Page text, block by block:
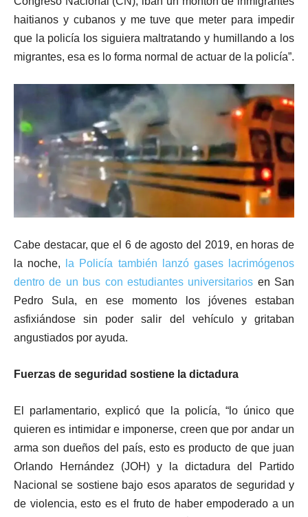
haitianos y cubanos y me tuve que meter para impedir
que la policía los siguiera maltratando y humillando a los
migrantes, esa es lo forma normal de actuar de la policía”.
Cabe destacar, que el 6 de agosto del 2019, en horas de
la noche,
la Policía también lanzó gases lacrimógenos
dentro de un bus con estudiantes universitarios en San
Pedro Sula, en ese momento los jóvenes estaban
asfixiándose sin poder salir del vehículo y gritaban
angustiados por ayuda.
Fuerzas de seguridad sostiene la dictadura
El parlamentario, explicó que la policía, “lo único que
quieren es intimidar e imponerse, creen que por andar un
arma son dueños del país, esto es producto de que juan
Orlando Hernández (JOH) y la dictadura del Partido
Nacional se sostiene bajo esos aparatos de seguridad y
de violencia, esto es el fruto de haber empoderado a un